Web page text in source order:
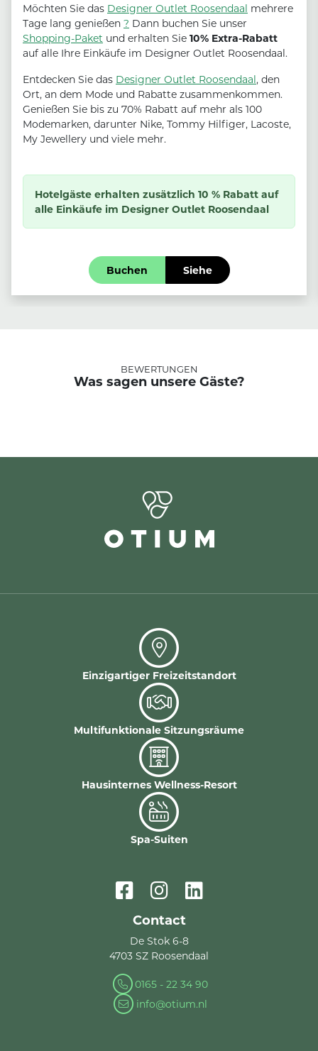
Möchten Sie das Designer Outlet Roosendaal mehrere
Tage lang genießen ? Dann buchen Sie unser
Shopping-Paket und erhalten Sie 10% Extra-Rabatt
auf alle Ihre Einkäufe im Designer Outlet Roosendaal.
Entdecken Sie das Designer Outlet Roosendaal, den
Ort, an dem Mode und Rabatte zusammenkommen.
Genießen Sie bis zu 70% Rabatt auf mehr als 100
Modemarken, darunter Nike, Tommy Hilfiger, Lacoste,
My Jewellery und viele mehr.
Hotelgäste erhalten zusätzlich 10 % Rabatt auf
alle Einkäufe im Designer Outlet Roosendaal
Buchen Siehe
BEWERTUNGEN
Was sagen unsere Gäste?
Einzigartiger Freizeitstandort
Multifunktionale Sitzungsräume
Hausinternes Wellness-Resort
Spa-Suiten
Contact
De Stok 6-8
4703 SZ Roosendaal
0165 - 22 34 90
info@otium.nl